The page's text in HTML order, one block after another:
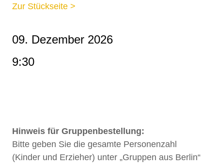
Zur Stückseite >
09. Dezember 2026
9:30
Hinweis für Gruppenbestellung:
Bitte geben Sie die gesamte Personenzahl
(Kinder und Erzieher) unter „Gruppen aus Berlin“